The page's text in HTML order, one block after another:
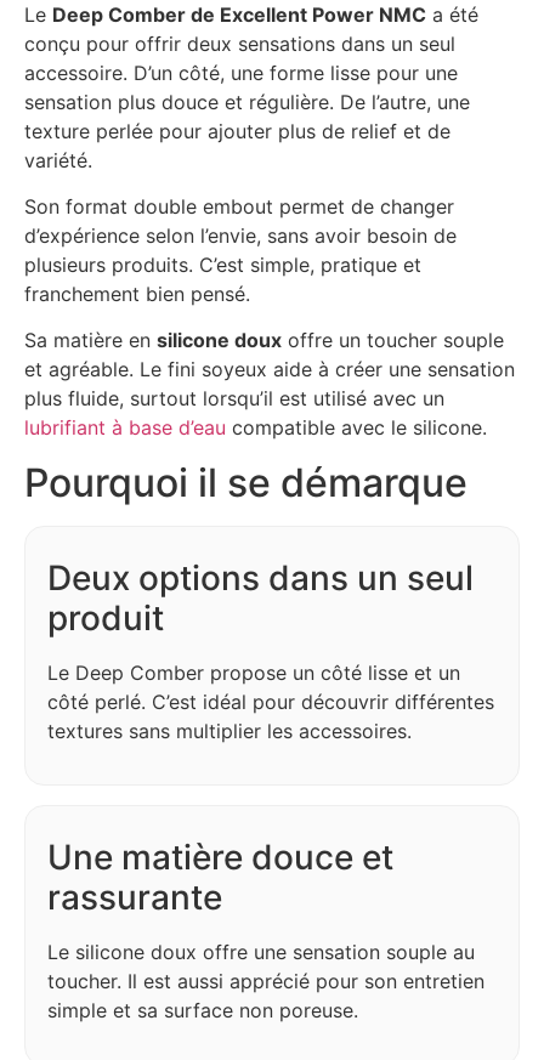
Le Deep Comber de Excellent Power NMC a été
conçu pour offrir deux sensations dans un seul
accessoire. D’un côté, une forme lisse pour une
sensation plus douce et régulière. De l’autre, une
texture perlée pour ajouter plus de relief et de
variété.
Son format double embout permet de changer
d’expérience selon l’envie, sans avoir besoin de
plusieurs produits. C’est simple, pratique et
franchement bien pensé.
Sa matière en silicone doux offre un toucher souple
et agréable. Le fini soyeux aide à créer une sensation
plus fluide, surtout lorsqu’il est utilisé avec un
lubrifiant à base d’eau compatible avec le silicone.
Pourquoi il se démarque
Deux options dans un seul
produit
Le Deep Comber propose un côté lisse et un
côté perlé. C’est idéal pour découvrir différentes
textures sans multiplier les accessoires.
Une matière douce et
rassurante
Le silicone doux offre une sensation souple au
toucher. Il est aussi apprécié pour son entretien
simple et sa surface non poreuse.